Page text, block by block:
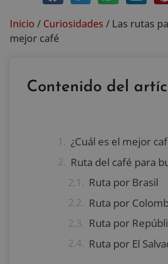
Inicio / Curiosidades / Las rutas
mejor café
Contenido del
¿Cuál es el mejor
Ruta por Brasil
Ruta por
Ruta por
Ruta por El